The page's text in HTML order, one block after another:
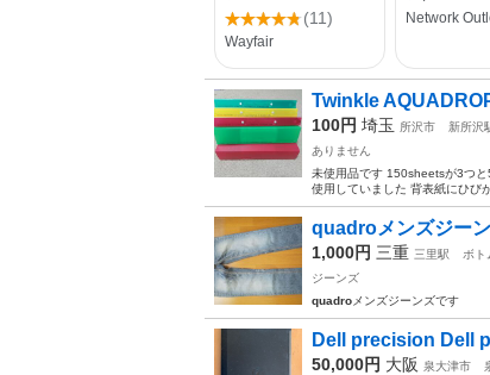
Twinkle
100円 埼玉 所沢市 新所沢
ありません
未使用品です 150sheetsが3つと
使用していました 背表紙にひび
quadroメンズジーン
1,000円 三重 三里駅
ボト
ジーンズ
quadro メンズジーンズです
Dell precision Dell
50,000円 大阪 泉大津市